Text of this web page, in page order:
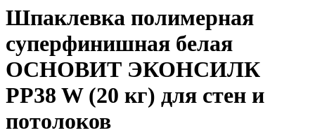
Шпаклевка полимерная
суперфинишная белая
ОСНОВИТ ЭКОНСИЛК
PP38 W (20 кг) для стен и
потолоков